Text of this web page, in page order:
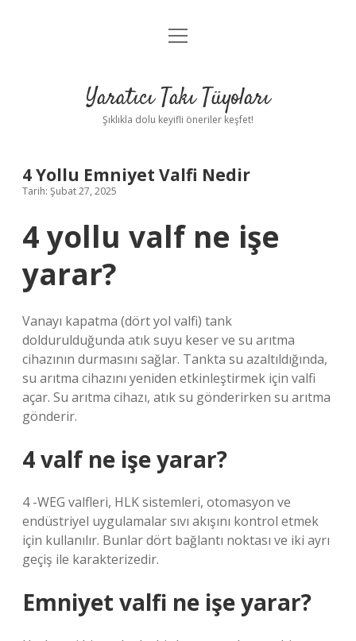
Anasayfa
Yasal Uyarı
menüyü
Yaratıcı Takı Tüyoları
Şıklıkla dolu keyifli öneriler keşfet!
4 Yollu Emniyet Valfi Nedir
Tarih: Şubat 27, 2025
4 yollu valf ne işe
yarar?
Vanayı kapatma (dört yol valfi) tank
doldurulduğunda atık suyu keser ve su arıtma
cihazının durmasını sağlar. Tankta su azaltıldığında,
su arıtma cihazını yeniden etkinleştirmek için valfi
açar. Su arıtma cihazı, atık su gönderirken su arıtma
gönderir.
4 valf ne işe yarar?
4 -WEG valfleri, HLK sistemleri, otomasyon ve
endüstriyel uygulamalar sıvı akışını kontrol etmek
için kullanılır. Bunlar dört bağlantı noktası ve iki ayrı
geçiş ile karakterizedir.
Emniyet valfi ne işe yarar?